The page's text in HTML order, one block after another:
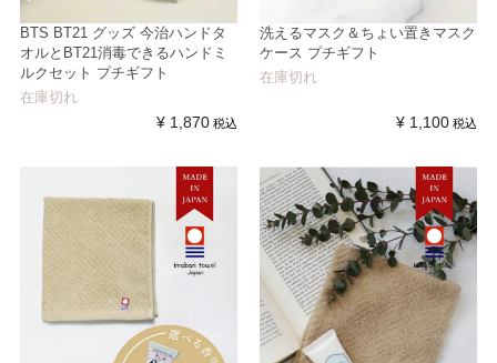
BTS BT21 グッズ 今治ハンドタ
オルとBT21消毒できるハンドミ
ルクセット プチギフト
在庫切れ
¥ 1,870 税込
洗えるマスク＆ちょい置きマスク
ケース プチギフト
在庫切れ
¥ 1,100 税込